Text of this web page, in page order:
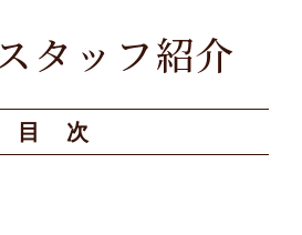
タッフ紹介
目 次